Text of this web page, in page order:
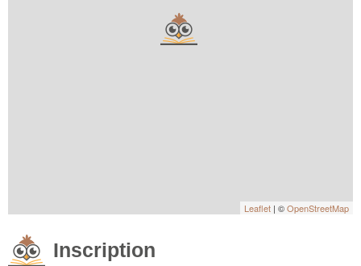
Leaflet | ©OpenStreetMap
Inscription